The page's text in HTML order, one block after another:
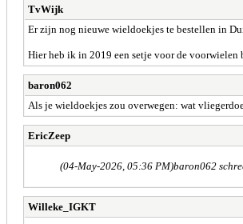
TvWijk
Er zijn nog nieuwe wieldoekjes te bestellen in
Hier heb ik in 2019 een setje voor de voorwielen
baron062
Als je wieldoekjes zou overwegen: wat
EricZeep
(04-May-2026, 05:36 PM)baron062
Willeke_IGKT